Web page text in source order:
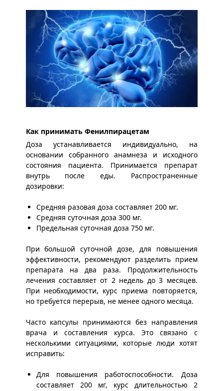
Как принимать Фенилпирацетам
Доза устанавливается индивидуально, на
основании собранного анамнеза и исходного
состояния пациента. Принимается препарат
внутрь после еды. Распространенные
дозировки:
Средняя разовая доза составляет 200 мг.
Средняя суточная доза 300 мг.
Предельная суточная доза 750 мг.
При большой суточной дозе, для повышения
эффективности, рекомендуют разделить прием
препарата на два раза. Продолжительность
лечения составляет от 2 недель до 3 месяцев.
При необходимости, курс приема повторяется,
но требуется перерыв, не менее одного месяца.
Часто капсулы принимаются без направления
врача и составления курса. Это связано с
несколькими ситуациями, которые люди хотят
исправить:
Для повышения работоспособности. Доза
составляет 200 мг, курс длительностью 2